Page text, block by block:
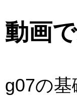
動画
g07の